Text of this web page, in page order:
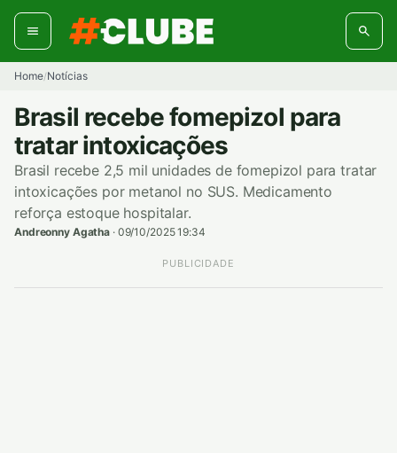
Pular
para
conteúdo
Home/Notícias
Brasil recebe fomepizol para
tratar intoxicações
Brasil recebe 2,5 mil unidades de fomepizol para tratar
intoxicações por metanol no SUS. Medicamento
reforça estoque hospitalar.
Andreonny Agatha · 09/10/2025 19:34
PUBLICIDADE